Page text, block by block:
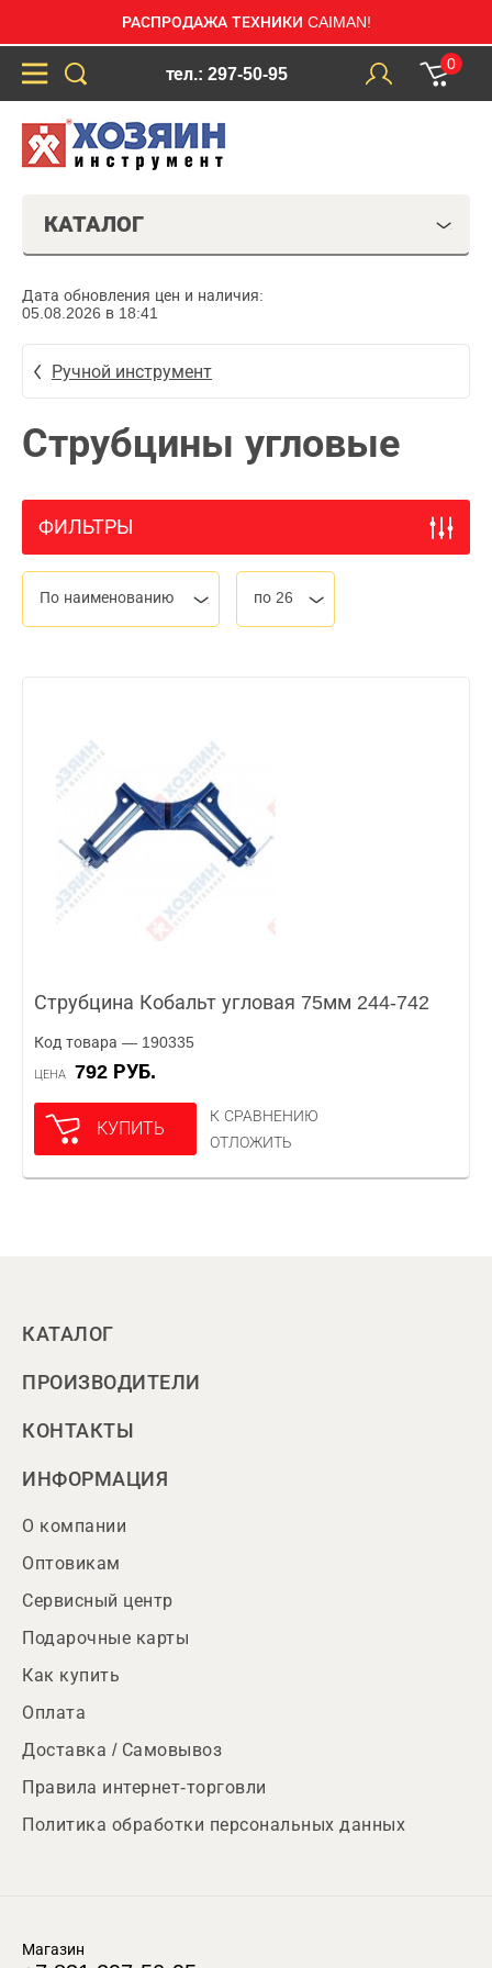
РАСПРОДАЖА ТЕХНИКИ CAIMAN!
тел.: 297-50-95
0
КАТАЛОГ
Дата обновления цен и наличия:
05.08.2026 в 18:41
Ручной инструмент
Струбцины угловые
ФИЛЬТРЫ
По наименованию по 26
Струбцина Кобальт угловая 75мм 244-742
Код товара — 190335
ЦЕНА 792 РУБ.
КУПИТЬ
К СРАВНЕНИЮ
ОТЛОЖИТЬ
КАТАЛОГ
ПРОИЗВОДИТЕЛИ
КОНТАКТЫ
ИНФОРМАЦИЯ
О компании
Оптовикам
Сервисный центр
Подарочные карты
Как купить
Оплата
Доставка / Самовывоз
Правила интернет-торговли
Политика обработки персональных данных
Магазин